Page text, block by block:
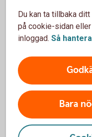
Vilken
till att
Midsommar i
Du kan ta tillbaka
på cookie-sidan
inloggad. Så
Bara